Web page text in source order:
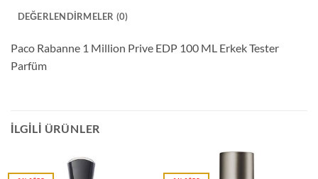
DEĞERLENDIRMELER (0)
Paco Rabanne 1 Million Prive EDP 100 ML Erkek Tester
Parfüm
İLGILI ÜRÜNLER